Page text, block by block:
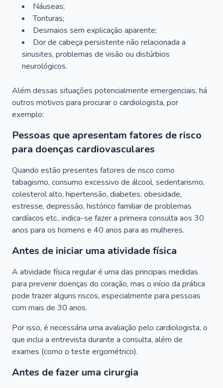
Náuseas;
Tonturas;
Desmaios sem explicação aparente;
Dor de cabeça persistente não relacionada a
sinusites, problemas de visão ou distúrbios
neurológicos.
Além dessas situações potencialmente emergenciais, há
outros motivos para procurar o cardiologista, por
exemplo:
Pessoas que apresentam fatores de risco
para doenças cardiovasculares
Quando estão presentes fatores de risco como
tabagismo, consumo excessivo de álcool, sedentarismo,
colesterol alto, hipertensão, diabetes, obesidade,
estresse, depressão, histórico familiar de problemas
cardíacos etc., indica-se fazer a primeira consulta aos 30
anos para os homens e 40 anos para as mulheres.
Antes de iniciar uma atividade física
A atividade física regular é uma das principais medidas
para prevenir doenças do coração, mas o início da prática
pode trazer alguns riscos, especialmente para pessoas
com mais de 30 anos.
Por isso, é necessária uma avaliação pelo cardiologista, o
que inclui a entrevista durante a consulta, além de
exames (como o teste ergométrico).
Antes de fazer uma cirurgia